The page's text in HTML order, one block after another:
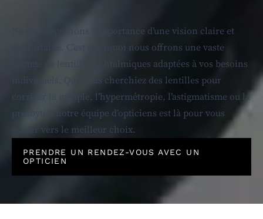
Nous comprenons l’importance d’une vision claire et
confortable. C’est pourquoi nous offrons une vaste
gamme de lentilles ophtalmiques adaptées à vos besoins
individuels. Que vous cherchiez des lentilles pour
corriger la myopie, l’hypermétropie, l’astigmatisme ou la
presbytie, notre équipe d’opticiens est là pour vous
guider vers le meilleur choix.
PRENDRE UN RENDEZ-VOUS AVEC UN
OPTICIEN